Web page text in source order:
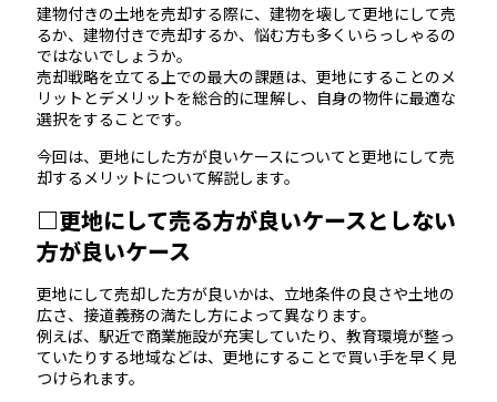
建物付きの土地を売却する際に、建物を壊して更地にして売
るか、建物付きで売却するか、悩む方も多くいらっしゃるの
ではないでしょうか。
売却戦略を立てる上での最大の課題は、更地にすることのメ
リットとデメリットを総合的に理解し、自身の物件に最適な
選択をすることです。
今回は、更地にした方が良いケースについてと更地にして売
却するメリットについて解説します。
□更地にして売る方が良いケースとしない
方が良いケース
更地にして売却した方が良いかは、立地条件の良さや土地の
広さ、接道義務の満たし方によって異なります。
例えば、駅近で商業施設が充実していたり、教育環境が整っ
ていたりする地域などは、更地にすることで買い手を早く見
つけられます。